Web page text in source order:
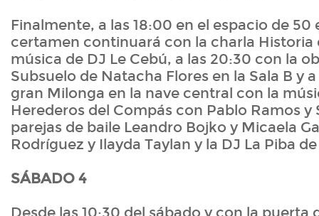
Finalmente, a las 18:00 en el espacio de 50
certamen continuará con la charla Historia
música de DJ Le Cebú, a las 20:30 con la
Subsuelo de Natacha Flores en la Sala B y
gran Milonga en la nave central con la
Herederos del Compás con Pablo Ramos y
parejas de baile Leandro Bojko y Micaela
Rodríguez y Ilayda Taylan y la DJ La Piba
SÁBADO 4
Desde las 10:30 del sábado y con la puerta